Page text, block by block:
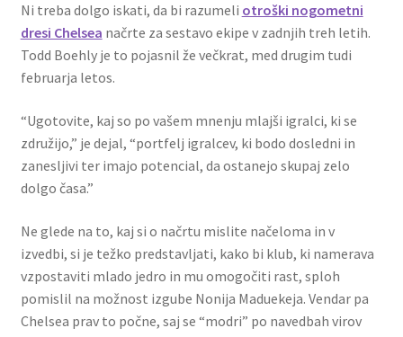
Ni treba dolgo iskati, da bi razumeli otroški nogometni
dresi Chelsea načrte za sestavo ekipe v zadnjih treh letih.
Todd Boehly je to pojasnil že večkrat, med drugim tudi
februarja letos.
“Ugotovite, kaj so po vašem mnenju mlajši igralci, ki se
združijo,” je dejal, “portfelj igralcev, ki bodo dosledni in
zanesljivi ter imajo potencial, da ostanejo skupaj zelo
dolgo časa.”
Ne glede na to, kaj si o načrtu mislite načeloma in v
izvedbi, si je težko predstavljati, kako bi klub, ki namerava
vzpostaviti mlado jedro in mu omogočiti rast, sploh
pomislil na možnost izgube Nonija Maduekeja. Vendar pa
Chelsea prav to počne, saj se “modri” po navedbah virov